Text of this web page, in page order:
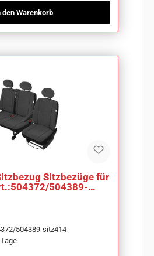
den Warenkorb
Sitzbezüge für
504389-
504389-sitz414